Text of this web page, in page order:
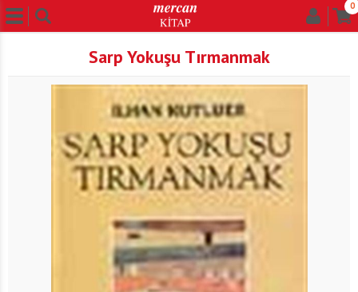
0
Sarp Yokuşu Tırmanmak